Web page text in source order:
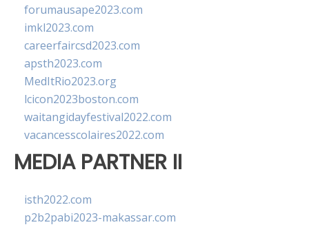
forumausape2023.com
imkl2023.com
careerfaircsd2023.com
apsth2023.com
MedItRio2023.org
lcicon2023boston.com
waitangidayfestival2022.com
vacancesscolaires2022.com
MEDIA PARTNER II
isth2022.com
p2b2pabi2023-makassar.com